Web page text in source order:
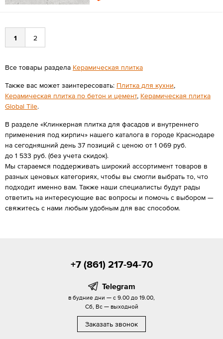
1 2
Все товары раздела Керамическая плитка
Также вас может заинтересовать: Плитка для кухни,
Керамическая плитка по бетон и цемент, Керамическая плитка
Global Tile.
В разделе «Клинкерная плитка для фасадов и внутреннего
применения под кирпич» нашего каталога в городе Краснодаре
на сегодняшний день 37 позиций с ценою от 1 069 руб.
до 1 533 руб. (без учета скидок).
Мы стараемся поддерживать широкий ассортимент товаров в
разных ценовых категориях, чтобы вы смогли выбрать то, что
подходит именно вам. Также наши специалисты будут рады
ответить на интересующие вас вопросы и помочь с выбором —
свяжитесь с нами любым удобным для вас способом.
+7 (861) 217-94-70
Telegram
в будние дни — с 9.00 до 19.00,
Сб, Вс — выходной
Заказать звонок